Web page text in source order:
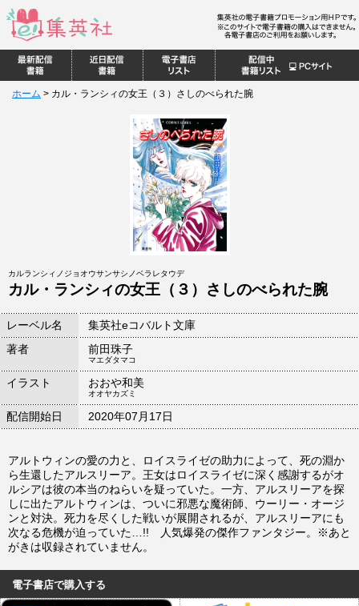
ホーム > カル・ランシィの女王（３）さしのべられた腕
カルランシィノジョオウサンサシノベラレタウデ
カル・ランシィの女王（３）さしのべられた腕
レーベル名
集英社eコバルト文庫
著者
前田珠子
マエダタマコ
イラスト おおや和美
オオヤカズミ
配信開始日 2020年07月17日
アルトウィンの愛の力と、ロイスライゼの助力によって、死の淵か
ら生還したアルスリーア。王女はロイスライゼに深く感謝するがオ
ルシアは彼の本当のねらいを疑っていた。一方、アルスリーアを探
しに出たアルトウィンは、ついに邪悪な魔術師、ウーリー・オージ
ンと対決。死力を尽くした戦いが展開されるが、アルスリーアにも
次なる危機が迫っていた…!! 人気爆発の傑作ファンタジー。※あと
がきは収録されていません。
電子書店で購入する